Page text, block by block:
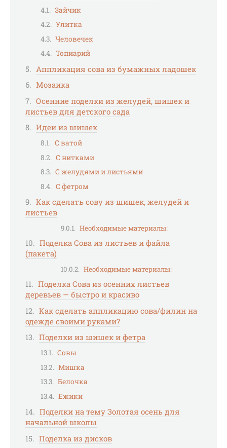
Зайчик
Улитка
Человечек
Топиарий
Аппликация сова из бумажных ладошек
Мозаика
Осенние поделки из желудей, шишек и
листьев для детского сада
Идеи из шишек
С ватой
С нитками
С желудями и листьями
С фетром
Как сделать сову из шишек, желудей и
листьев
Необходимые материалы:
Поделка Сова из листьев и файла
(пакета)
Необходимые материалы:
Поделка Сова из осенних листьев
деревьев — быстро и красиво
Как сделать аппликацию сова/филин на
одежде своими руками?
Поделки из шишек и фетра
Совы
Мишка
Белочка
Ежики
Поделки на тему Золотая осень для
начальной школы
Поделка из дисков